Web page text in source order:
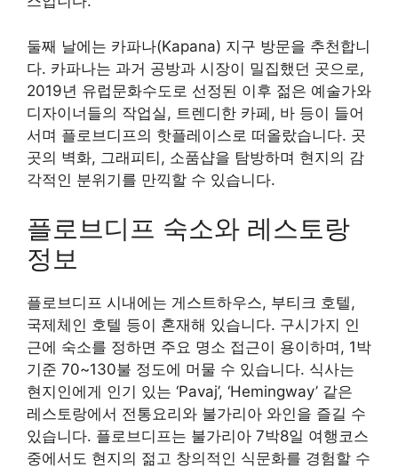
둘째 날에는 카파나(Kapana) 지구 방문을 추천합니
다. 카파나는 과거 공방과 시장이 밀집했던 곳으로,
2019년 유럽문화수도로 선정된 이후 젊은 예술가와
디자이너들의 작업실, 트렌디한 카페, 바 등이 들어
서며 플로브디프의 핫플레이스로 떠올랐습니다. 곳
곳의 벽화, 그래피티, 소품샵을 탐방하며 현지의 감
각적인 분위기를 만끽할 수 있습니다.
플로브디프 숙소와 레스토랑
정보
플로브디프 시내에는 게스트하우스, 부티크 호텔,
국제체인 호텔 등이 혼재해 있습니다. 구시가지 인
근에 숙소를 정하면 주요 명소 접근이 용이하며, 1박
기준 70~130불 정도에 머물 수 있습니다. 식사는
현지인에게 인기 있는 ‘Pavaj’, ‘Hemingway’ 같은
레스토랑에서 전통요리와 불가리아 와인을 즐길 수
있습니다. 플로브디프는 불가리아 7박8일 여행코스
중에서도 현지의 젊고 창의적인 식문화를 경험할 수